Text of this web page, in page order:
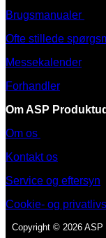
Brugsmanualer
Ofte stillede
Messekalender
Forhandler
Om ASP
Om os
Kontakt os
Service og eftersyn
Cookie- og
Copyright © 2026 ASP